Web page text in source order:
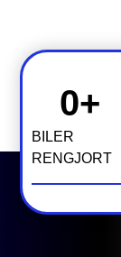
BILER
RENGJORT
0+